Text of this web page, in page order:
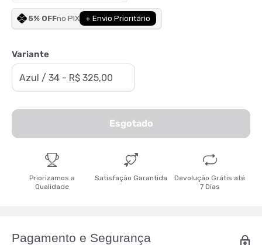
5% OFFno PIX + Envio Prioritário
Variante
Esgotado
Priorizamos a
Qualidade
Satisfação Garantida
Devolução Grátis até
7 Dias
Pagamento e Segurança